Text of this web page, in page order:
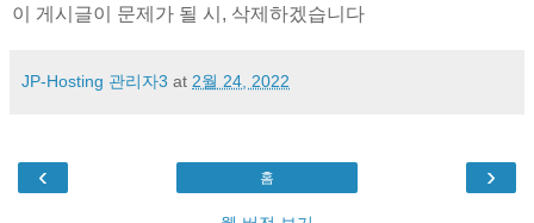
이 게시글이 문제가 될 시, 삭제하겠습니다
JP-Hosting 관리자3 at 2월 24, 2022
‹ ›
홈